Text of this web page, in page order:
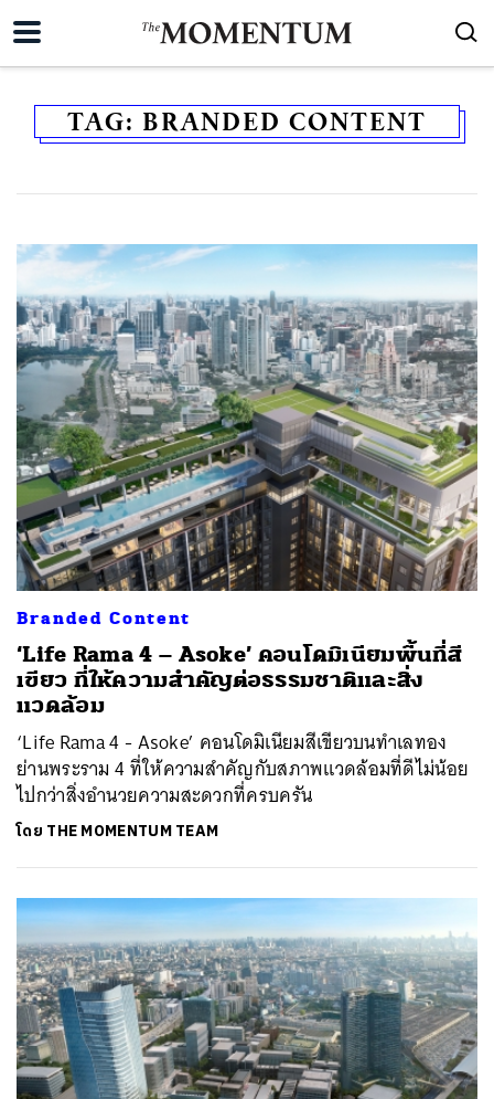
TAG: BRANDED CONTENT
Branded Content
‘Life Rama 4 – Asoke’ คอนโดมิเนียมพื้นที่สี
เขียว ที่ให้ความสำคัญต่อธรรมชาติและสิ่ง
แวดล้อม
‘Life Rama 4 - Asoke’ คอนโดมิเนียมสีเขียวบนทำเลทอง
ย่านพระราม 4 ที่ให้ความสำคัญกับสภาพแวดล้อมที่ดีไม่น้อย
ไปกว่าสิ่งอำนวยความสะดวกที่ครบครัน
โดย THE MOMENTUM TEAM